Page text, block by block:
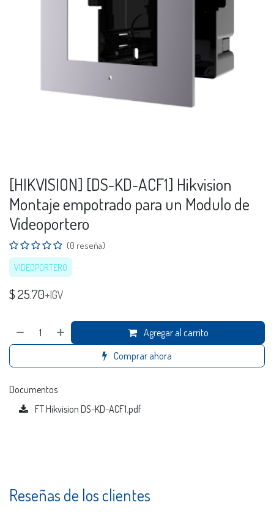
[HIKVISION] [DS-KD-ACF1] Hikvision
Montaje empotrado para un Modulo de
Videoportero
(0 reseña)
VIDEOPORTERO
$25.70+IGV
Agregar al carrito
Comprar ahora
Documentos
FT Hikvision DS-KD-ACF1.pdf
Reseñas de los clientes